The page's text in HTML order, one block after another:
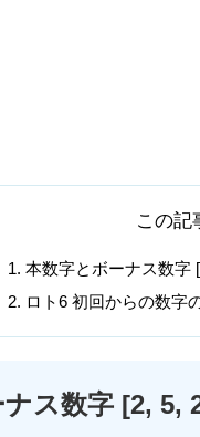
この記
本数字とボーナス数字
ロト6 初回からの数字
ス数字 [2, 5,